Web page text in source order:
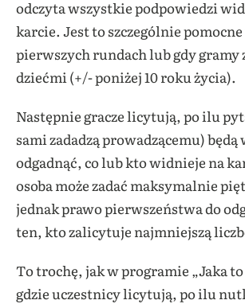
odczyta wszystkie podpowiedzi
karcie. Jest to szczególnie
pierwszych rundach lub gdy gramy
dziećmi (+/- poniżej 10 roku życia).
Następnie gracze licytują, po ilu
sami zadadzą prowadzącemu) będą
odgadnąć, co lub kto widnieje na
osoba może zadać maksymalnie
jednak prawo pierwszeństwa do
ten, kto zalicytuje najmniejszą
To trochę, jak w programie „Jaka
gdzie uczestnicy licytują, po ilu